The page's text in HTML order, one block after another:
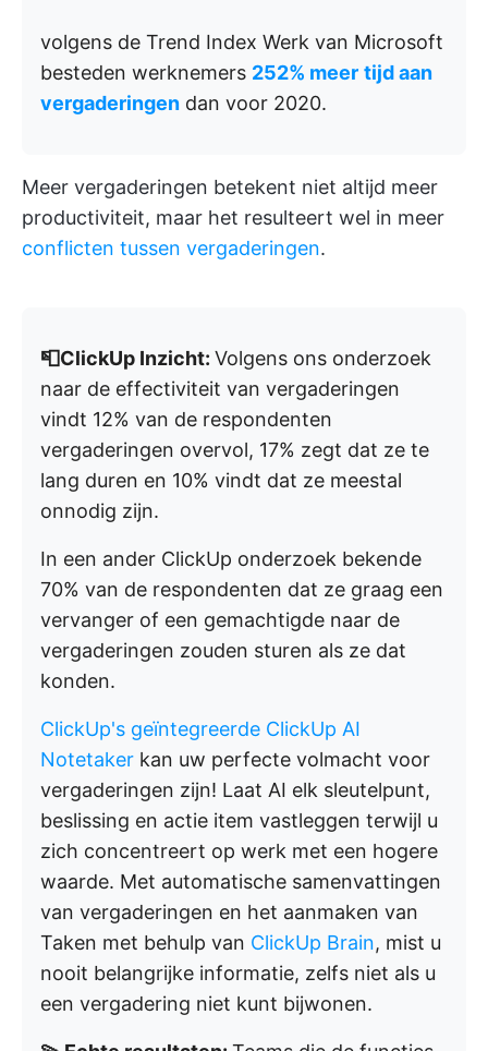
volgens de Trend Index Werk van Microsoft
besteden werknemers 252% meer tijd aan
vergaderingen dan voor 2020.
Meer vergaderingen betekent niet altijd meer
productiviteit, maar het resulteert wel in meer
conflicten tussen vergaderingen.
📮ClickUp Inzicht: Volgens ons onderzoek
naar de effectiviteit van vergaderingen
vindt 12% van de respondenten
vergaderingen overvol, 17% zegt dat ze te
lang duren en 10% vindt dat ze meestal
onnodig zijn.
In een ander ClickUp onderzoek bekende
70% van de respondenten dat ze graag een
vervanger of een gemachtigde naar de
vergaderingen zouden sturen als ze dat
konden.
ClickUp's geïntegreerde ClickUp AI
Notetaker kan uw perfecte volmacht voor
vergaderingen zijn! Laat AI elk sleutelpunt,
beslissing en actie item vastleggen terwijl u
zich concentreert op werk met een hogere
waarde. Met automatische samenvattingen
van vergaderingen en het aanmaken van
Taken met behulp van ClickUp Brain, mist u
nooit belangrijke informatie, zelfs niet als u
een vergadering niet kunt bijwonen.